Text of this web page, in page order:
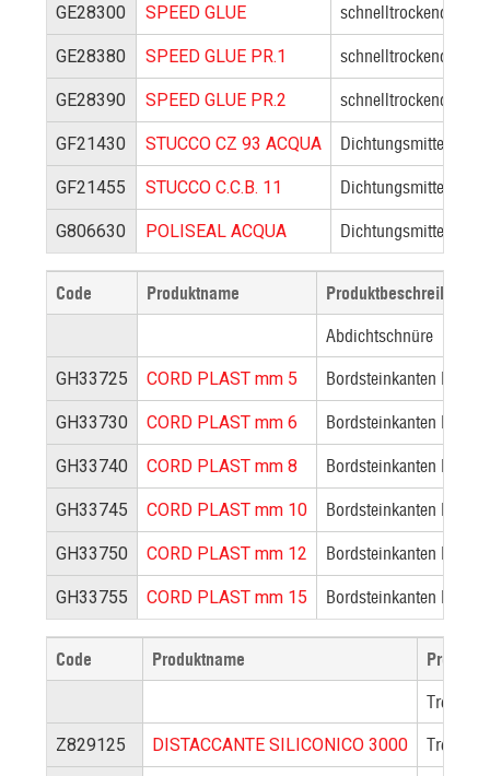
GE28300 SPEED GLUE schnelltrockender
GE28380 SPEED GLUE PR.1 schnelltrockender
GE28390 SPEED GLUE PR.2 schnelltrockender
GF21430 STUCCO CZ 93 ACQUA Dichtungsmittel für
GF21455 STUCCO C.C.B. 11 Dichtungsmittel für
G806630 POLISEAL ACQUA Dichtungsmittel für
Code Produktname
Produktbeschreibung
Abdichtschnüre
GH33725 CORD PLAST mm 5 Bordsteinkanten
GH33730 CORD PLAST mm 6 Bordsteinkanten
GH33740 CORD PLAST mm 8 Bordsteinkanten
GH33745 CORD PLAST mm 10 Bordsteinkanten
GH33750 CORD PLAST mm 12 Bordsteinkanten
GH33755 CORD PLAST mm 15 Bordsteinkanten
Code Produktname
Z829125 DISTACCANTE SILICONICO 3000